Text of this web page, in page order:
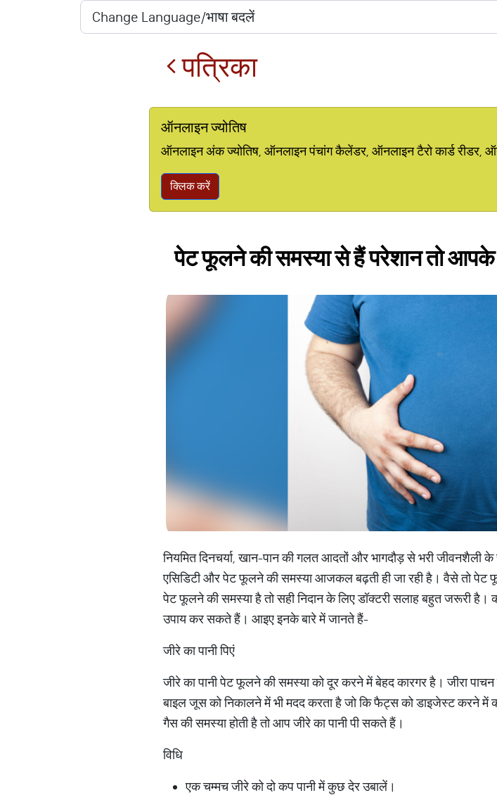
पत्रिका
ऑनलाइन ज्योतिष
ऑनलाइन अंक ज्योतिष, ऑनलाइन पंचांग कैलेंडर, ऑनलाइन टैरो कार्ड रीडर,
क्लिक करें
पेट फूलने की समस्या से हैं परेशान तो आपके
नियमित दिनचर्या, खान-पान की गलत आदतों और भागदौड़ से भरी
एसिडिटी और पेट फूलने की समस्या आजकल बढ़ती ही जा रही है। वैसे तो
पेट फूलने की समस्या है तो सही निदान के लिए डॉक्टरी सलाह बहुत जरूरी
उपाय कर सकते हैं। आइए इनके बारे में जानते हैं-
जीरे का पानी पिएं
जीरे का पानी पेट फूलने की समस्या को दूर करने में बेहद कारगर है। जीरा
बाइल जूस को निकालने में भी मदद करता है जो कि फैट्स को डाइजेस्ट करने
गैस की समस्या होती है तो आप जीरे का पानी पी सकते हैं।
विधि
एक चम्मच जीरे को दो कप पानी में कुछ देर उबालें।